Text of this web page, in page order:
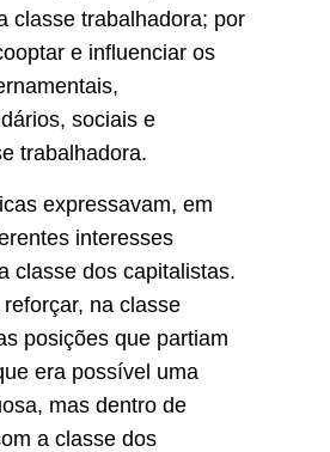
classe trabalhadora; por
e influenciar os
sociais e
trabalhadora.
expressavam, em
interesses
classe dos capitalistas.
na classe
posições que partiam
era possível uma
mas dentro de
a classe dos